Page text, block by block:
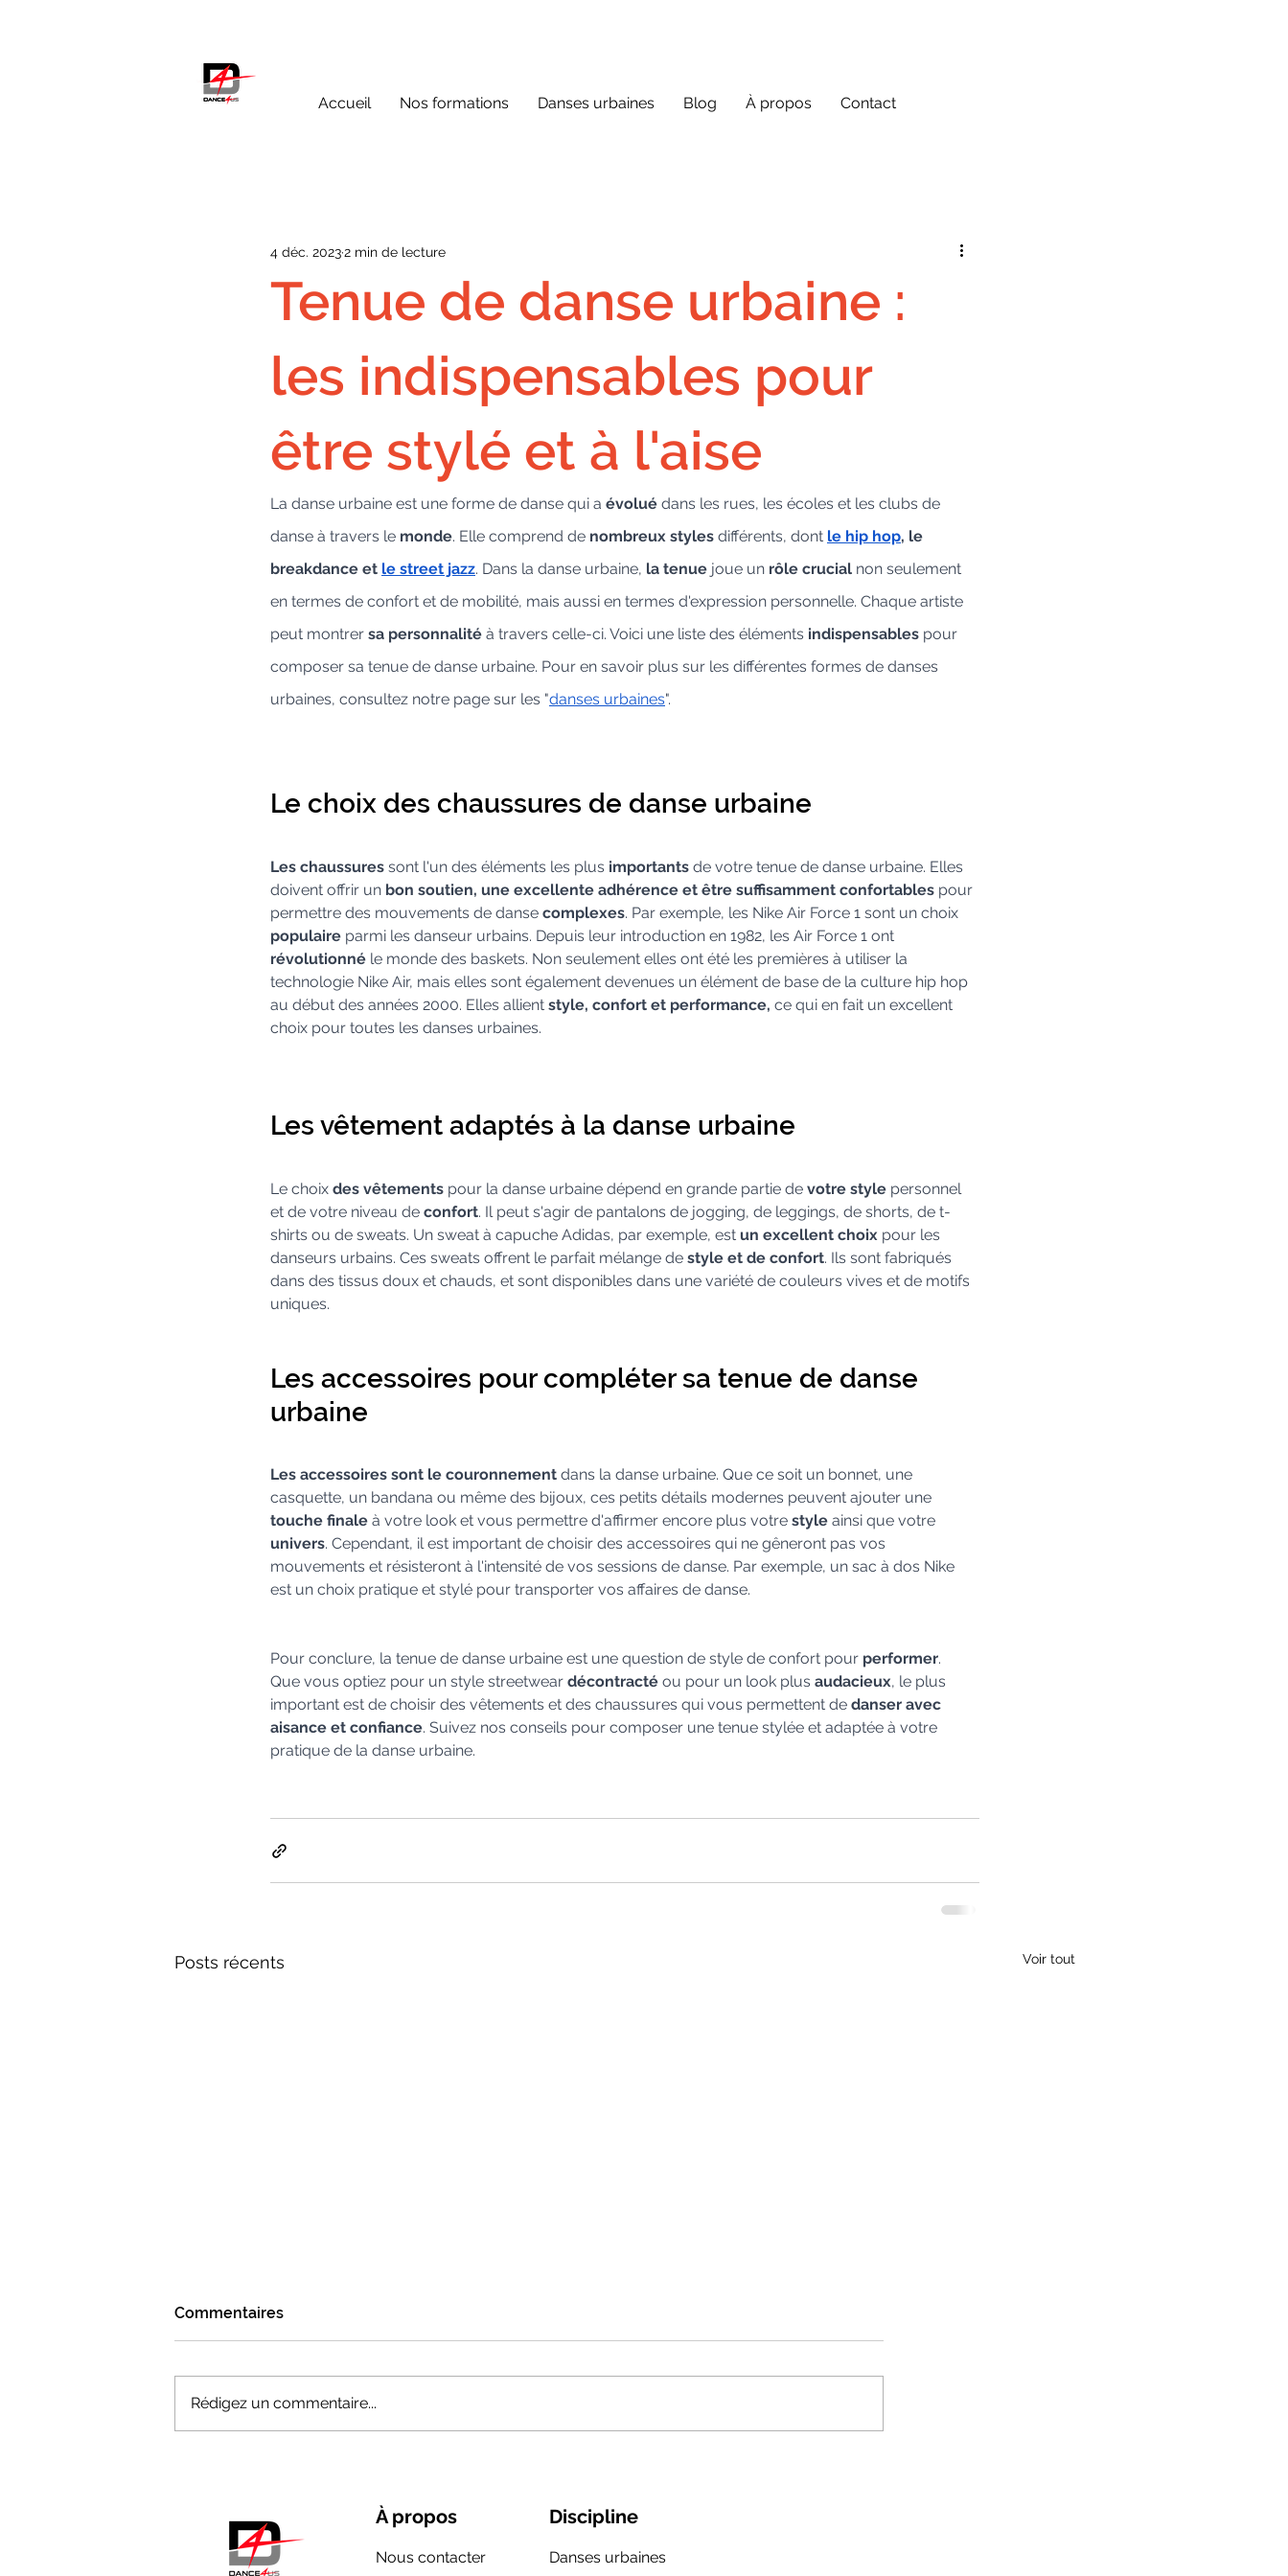
Accueil Nos formations Danses urbaines Blog À propos Contact
Tenue de danse urbaine :
les indispensables pour
être stylé et à l'aise
4 déc. 20232 min de lecture
La danse urbaine est une forme de danse qui a évolué dans les rues, les écoles et les clubs de
danse à travers le monde. Elle comprend de nombreux styles différents, dont le hip hop, le
breakdance et le street jazz. Dans la danse urbaine, la tenue joue un rôle crucial non seulement
en termes de confort et de mobilité, mais aussi en termes d'expression personnelle. Chaque artiste
peut montrer sa personnalité à travers celle-ci. Voici une liste des éléments indispensables pour
composer sa tenue de danse urbaine. Pour en savoir plus sur les différentes formes de danses
urbaines, consultez notre page sur les "danses urbaines".
Le choix des chaussures de danse urbaine
Les chaussures sont l'un des éléments les plus importants de votre tenue de danse urbaine. Elles
doivent offrir un bon soutien, une excellente adhérence et être suffisamment confortables pour
permettre des mouvements de danse complexes. Par exemple, les Nike Air Force 1 sont un choix
populaire parmi les danseur urbains. Depuis leur introduction en 1982, les Air Force 1 ont
révolutionné le monde des baskets. Non seulement elles ont été les premières à utiliser la
technologie Nike Air, mais elles sont également devenues un élément de base de la culture hip hop
au début des années 2000. Elles allient style, confort et performance, ce qui en fait un excellent
choix pour toutes les danses urbaines.
Les vêtement adaptés à la danse urbaine
Le choix des vêtements pour la danse urbaine dépend en grande partie de votre style personnel
et de votre niveau de confort. Il peut s'agir de pantalons de jogging, de leggings, de shorts, de t-
shirts ou de sweats. Un sweat à capuche Adidas, par exemple, est un excellent choix pour les
danseurs urbains. Ces sweats offrent le parfait mélange de style et de confort. Ils sont fabriqués
dans des tissus doux et chauds, et sont disponibles dans une variété de couleurs vives et de motifs
uniques.
Les accessoires pour compléter sa tenue de danse
urbaine
Les accessoires sont le couronnement dans la danse urbaine. Que ce soit un bonnet, une
casquette, un bandana ou même des bijoux, ces petits détails modernes peuvent ajouter une
touche finale à votre look et vous permettre d'affirmer encore plus votre style ainsi que votre
univers. Cependant, il est important de choisir des accessoires qui ne gêneront pas vos
mouvements et résisteront à l'intensité de vos sessions de danse. Par exemple, un sac à dos Nike
est un choix pratique et stylé pour transporter vos affaires de danse.
Pour conclure, la tenue de danse urbaine est une question de style de confort pour performer.
Que vous optiez pour un style streetwear décontracté ou pour un look plus audacieux, le plus
important est de choisir des vêtements et des chaussures qui vous permettent de danser avec
aisance et confiance. Suivez nos conseils pour composer une tenue stylée et adaptée à votre
pratique de la danse urbaine.
Posts récents Voir tout
Commentaires
Rédigez un commentaire...
À propos
Nous contacter
Discipline
Danses urbaines